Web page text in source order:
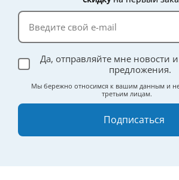
Да, отправляйте мне новости
предложения.
Мы бережно относимся к вашим данным и
третьим лицам.
Подписаться